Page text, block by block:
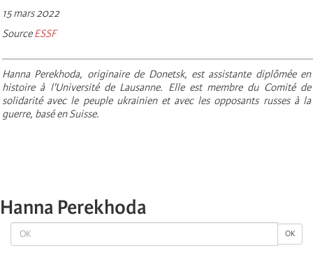
OK OK
15 mars 2022
SourceESSF
Hanna Perekhoda, originaire de Donetsk, est assistante diplômée en
histoire à l'Université de Lausanne. Elle est membre du Comité de
solidarité avec le peuple ukrainien et avec les opposants russes à la
guerre, basé en Suisse.
Hanna Perekhoda